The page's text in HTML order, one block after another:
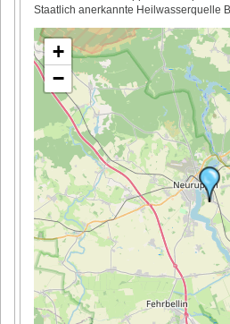
Staatlich anerkannte Heilwasserquelle
+
−